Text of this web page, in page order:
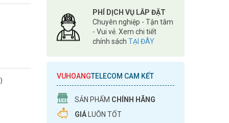
PHÍ DỊCH VỤ LẮP ĐẶT
Chuyên nghiệp - Tận tâm
- Vui vẻ. Xem chi tiết
chính sách TẠI ĐÂY
VUHOANGTELECOM CAM KẾT
SẢN PHẨM CHÍNH HÃNG
GIÁ LUÔN TỐT